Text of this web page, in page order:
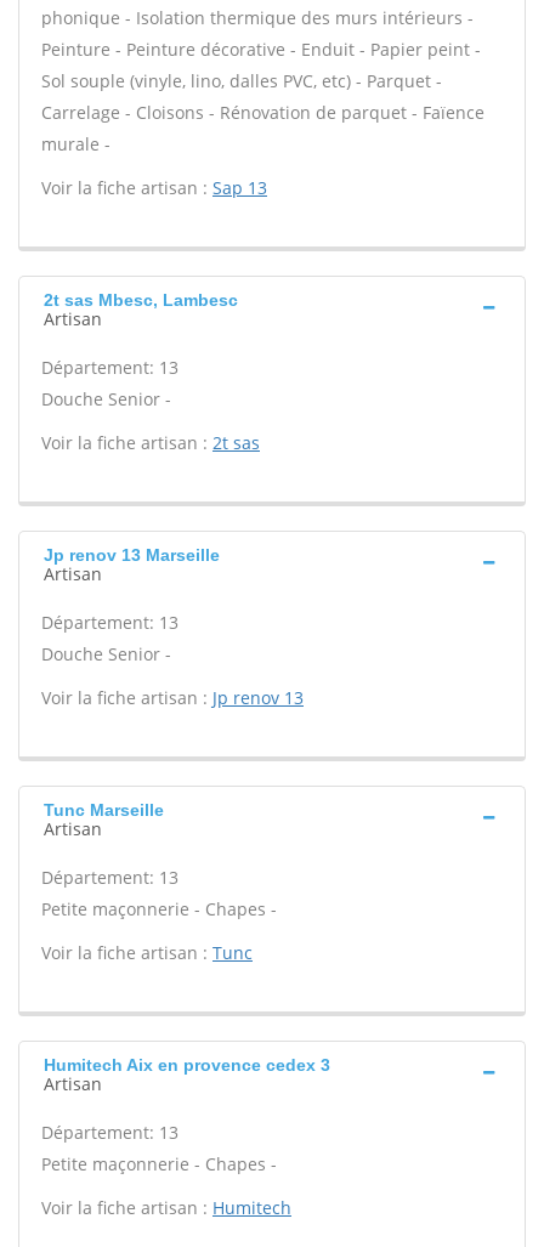
phonique - Isolation thermique des murs intérieurs -
Peinture - Peinture décorative - Enduit - Papier peint -
Sol souple (vinyle, lino, dalles PVC, etc) - Parquet -
Carrelage - Cloisons - Rénovation de parquet - Faïence
murale -
Voir la fiche artisan : Sap 13
2t sas Mbesc, Lambesc
Artisan
Département: 13
Douche Senior -
Voir la fiche artisan : 2t sas
Jp renov 13 Marseille
Artisan
Département: 13
Douche Senior -
Voir la fiche artisan : Jp renov 13
Tunc Marseille
Artisan
Département: 13
Petite maçonnerie - Chapes -
Voir la fiche artisan : Tunc
Humitech Aix en provence cedex 3
Artisan
Département: 13
Petite maçonnerie - Chapes -
Voir la fiche artisan : Humitech